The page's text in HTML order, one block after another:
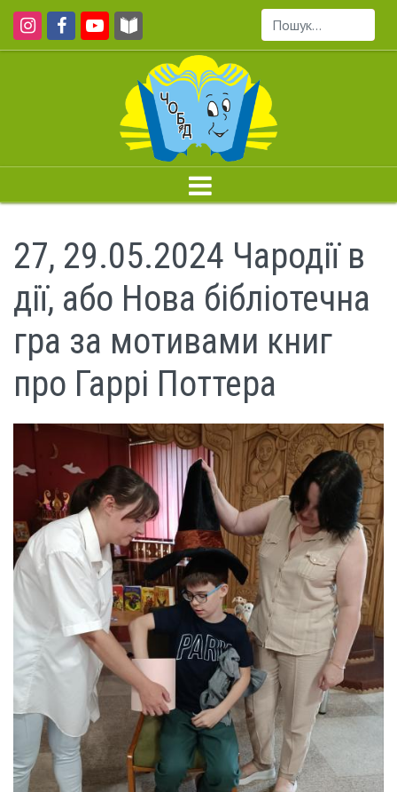
Пошук...
27, 29.05.2024 Чародії в
дії, або Нова бібліотечна
гра за мотивами книг
про Гаррі Поттера